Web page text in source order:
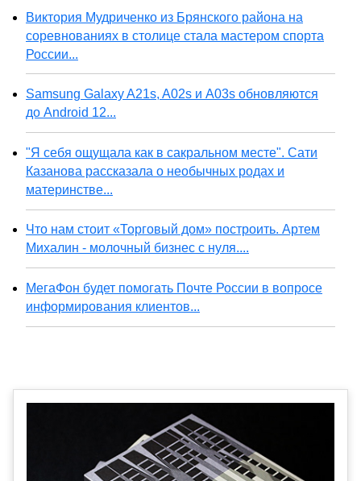
Виктория Мудриченко из Брянского района на
соревнованиях в столице стала мастером спорта
России...
Samsung Galaxy A21s, A02s и A03s обновляются
до Android 12...
"Я себя ощущала как в сакральном месте". Сати
Казанова рассказала о необычных родах и
материнстве...
Что нам стоит «Торговый дом» построить. Артем
Михалин - молочный бизнес с нуля....
МегаФон будет помогать Почте России в вопросе
информирования клиентов...